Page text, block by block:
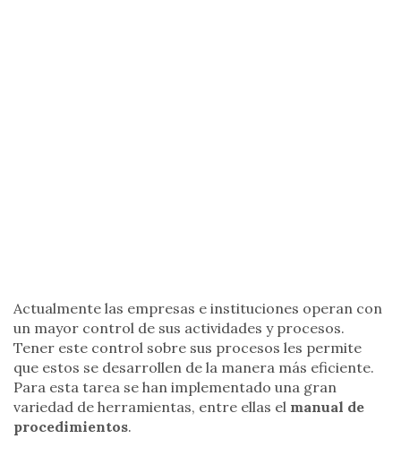
Actualmente las empresas e instituciones operan con
un mayor control de sus actividades y procesos.
Tener este control sobre sus procesos les permite
que estos se desarrollen de la manera más eficiente.
Para esta tarea se han implementado una gran
variedad de herramientas, entre ellas el manual de
procedimientos.